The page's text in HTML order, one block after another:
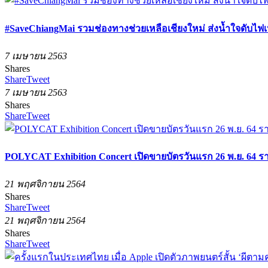
#SaveChiangMai รวมช่องทางช่วยเหลือเชียงใหม่ ส่งน้ำใจดับไฟ
7 เมษายน 2563
Shares
ShareTweet
7 เมษายน 2563
Shares
ShareTweet
POLYCAT Exhibition Concert เปิดขายบัตรวันแรก 26 พ.ย. 64
21 พฤศจิกายน 2564
Shares
ShareTweet
21 พฤศจิกายน 2564
Shares
ShareTweet